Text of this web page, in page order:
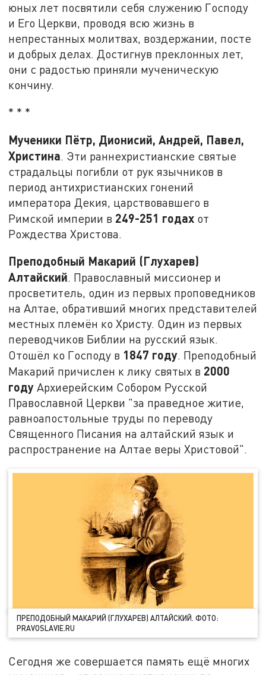
юных лет посвятили себя служению Господу
и Его Церкви, проводя всю жизнь в
непрестанных молитвах, воздержании, посте
и добрых делах. Достигнув преклонных лет,
они с радостью приняли мученическую
кончину.
* * *
Мученики Пётр, Дионисий, Андрей, Павел,
Христина. Эти раннехристианские святые
страдальцы погибли от рук язычников в
период антихристианских гонений
императора Декия, царствовавшего в
Римской империи в 249-251 годах от
Рождества Христова.
Преподобный Макарий (Глухарев)
Алтайский. Православный миссионер и
просветитель, один из первых проповедников
на Алтае, обративший многих представителей
местных племён ко Христу. Один из первых
переводчиков Библии на русский язык.
Отошёл ко Господу в 1847 году. Преподобный
Макарий причислен к лику святых в 2000
году Архиерейским Собором Русской
Православной Церкви "за праведное житие,
равноапостольные труды по переводу
Священного Писания на алтайский язык и
распространение на Алтае веры Христовой".
ПРЕПОДОБНЫЙ МАКАРИЙ (ГЛУХАРЕВ) АЛТАЙСКИЙ. ФОТО:
PRAVOSLAVIE.RU
Сегодня же совершается память ещё многих